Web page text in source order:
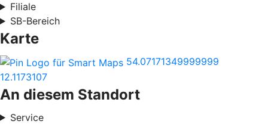
Filiale
SB-Bereich
Karte
54.07171349999999
12.1173107
An diesem Standort
Service